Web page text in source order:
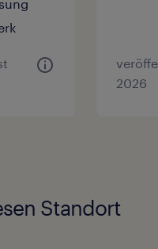
2026
Standort